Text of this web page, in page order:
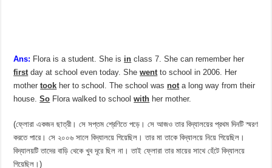
Ans: Flora is a student. She is in class 7. She can remember her
firstday at school even today. Shewentto school in 2006. Her
mothertook her to school. The school wasnota long way from their
house.So Flora walked to schoolwith her mother.
(ফ্লোরা একজন ছাত্রী। সে সপ্তম শ্রেণিতে পড়ে। সে আজও তার বিদ্যালয়ের প্রথম দিনটি স্মরণ
করতে পারে। সে ২০০৬ সালে বিদ্যালয়ে গিয়েছিল। তার মা তাকে বিদ্যালয়ে নিয়ে গিয়েছিল।
বিদ্যালয়টি তাদের বাড়ি থেকে খুব দূরে ছিল না। তাই ফ্লোরা তার মায়ের সাথে হেঁটে বিদ্যালয়ে
গিয়েছিল।)